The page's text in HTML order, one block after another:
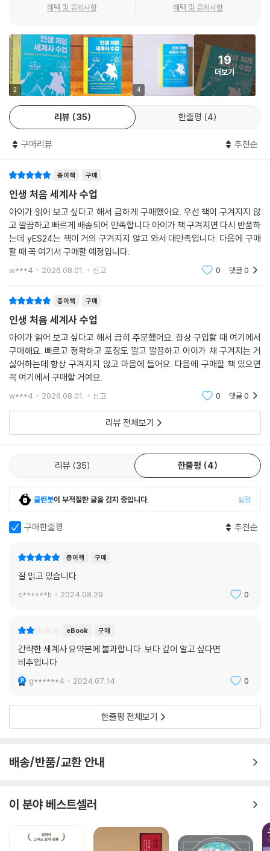
63개의 세계사 허브 지식
스탠퍼드 대학교 정치학과 교수 프란시스 후쿠야마는 1992년, 저서 『역사
의 종말』에서 “평화의 시대가 도래하면 인류의 역사는 끝날 것이다”라고
썼다. 민주주의가 전 세계에 뿌리내리고 갈등과 반목이 끝나면 더 이상 기
록하고 연구할 만한 큰 사건도 일어나지 않을 것이기 때문이다.
에 접어든 듯하다. 2022년에는 러시아-우크라이나 전쟁이 발발해 여전히
이어 발생해 무수한 희생자를 낳고 있다. 갈등의 원인을 찾고자 외신 방송
과 현지 소식에 귀 기울여도 단편적인 뉴스만으로는 왜 이런 분쟁이 일어
났는지, 어떻게 대처해야 할지 단서를 찾기 어렵다.
현대 사회가 직면하고 있는 과제 중 상당수는 세계사와 긴밀한 연결점이
있다. 그래서 세계사를 공부하면 세상을 보는 관점이 넓어지고 판단력과
통찰력이 생긴다. 러시아와 우크라이나의 해묵은 갈등은 냉전 시대와 북대
쟁을 이해하기 위해서는 레반트 지역을 차지하고자 벌였던 중세의 십자군
전쟁과 2차 세계대전의 홀로코스트 그리고 이스라엘 건국을 돌아보면 된
다. 역사 속에서 갈등의 이유와 화해의 실마리를 찾을 수 있다. 이렇듯 세계
사는 복잡한 문제와 국제 관계를 이해하는 단초가 되어준다. 세계사를 알
면 세상이 예전과는 다르게 보이는 이유다.
이 책에서 소개하는 63개의 키워드들은 그 자체로 세계사의 지식 허브 역
할을 한다. 가령 「페르시아 제국」 항목을 보면, 키루스 대왕(성경의 고레스
왕)과 조로아스터교가 현대 민주주의보다 2,500년을 앞서 민주주의적 가
치를 실천했다는 사실이 그저 이슬람 제국이니 무자비한 악당일 거라는 우
리의 무지와 편견을 여지없이 깨뜨린다. 각종 매체에 나오는 단편적인 모
습만으로 오해하고 있었다는 것을 깨닫고 페르시아 제국이 고대에 이미 생
각보다 많은 선진 시스템을 도입했다는 데 감탄하게 된다. 이렇듯, 이 책에
이벤트들을 해석할 프레임까지 얻을 수 있다.
일상의 대화를 풍성하게 채워줄
고대 영웅 길가메시의 여정부터 중세 십자군 원정과 근대 산업 혁명을 지
나 두 차례의 세계대전까지, 세계사 속 주요 사건들의 이면에는 흥미진진
한 배경과 서사가 깔려 있다. 이 이야기들은 지금도 끊임없이 영화와 소설
게 되살아난다.
세계사는 교양 지식을 쌓아주고 사고의 폭을 넓혀주지만 무엇보다 그 자체
로 재미있는 이야깃거리다. 만약 당신이 카이사르라면 루비콘강을 건너 로
마로 진격할 것인가? 당신이 프랑스혁명을 주도했던 급진파 리더 로베스
너지지 않았다면 오늘날까지 미국과 소련 사이 냉전 체제가 유지되었을
까? 이렇듯 세계사에서 건져낼 수 있는 이야기의 소재는 무궁무진하다.
거대하고 근사한 콘텐츠에만 해당하는 이야기가 아니다. 인간은 본능적으
과의 티타임, 가족들과의 식사 자리를 즐겁고 풍성하게 꾸며준다. 이 책은
삶의 문제를 고민하고 결정할 때 도움이 될 만한 안내서 역할까지 톡톡히
할 것이다.
혜택 및 유의사항 혜택 및 유의사항
2 4
19
더보기
리뷰 35 한줄평 4
구매리뷰 추천순
종이책 구매
인생 처음 세계사 수업
아이가 읽어 보고 싶다고 해서 급하게 구매했어요. 우선 책이 구겨지지 않
고 깔끔하고 빠르게 배송되어 만족합니다.아이가 책 구겨지면 다시 반품하
는데 yES24는 책이 거의 구겨지지 않고 와서 대만족입니다. 다음에 구매
할 때 꼭 여기서 구매할 예정입니다.
w***4 2026.08.01. 신고 0 댓글0
종이책 구매
인생 처음 세계사 수업
아이가 읽어 보고 싶다고 해서 급히 주문했어요. 항상 구입할 때 여기에서
구매해요. 빠르고 정확하고 포장도 깔고 깔끔하고 아이가 채 구겨지는 거
싫어하는데 항상 구겨지지 않고 마음에 들어요. 다음에 구매할 책 있으면
꼭 여기에서 구매할 거예요.
w***4 2026.08.01. 신고 0 댓글0
리뷰 전체보기
리뷰 35 한줄평 4
클린봇이 부적절한 글을 감지 중입니다. 설정
구매한줄평 추천순
종이책 구매
잘 읽고 있습니다.
c******h 2024.08.29. 0
eBook 구매
간략한 세계사 요약본에 불과합니다. 보다 깊이 알고 싶다면
비추입니다.
g******4 2024.07.14. 0
한줄평 전체보기
배송/반품/교환 안내
이 분야 베스트셀러